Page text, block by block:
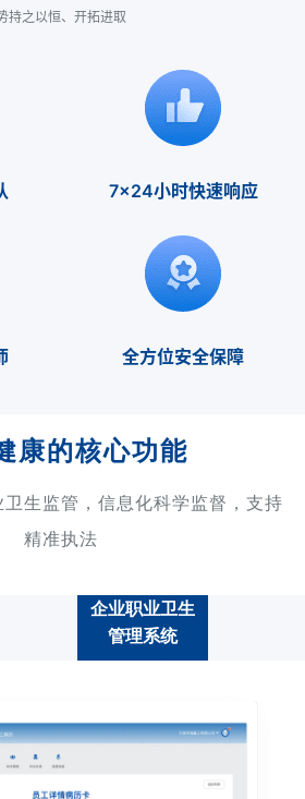
持之以恒、开拓进取
7x24小时快速响应
全方位安全保障
康的核心功能
生监管，信息化科学监督，支持
精准执法
企业职业卫生
管理系统